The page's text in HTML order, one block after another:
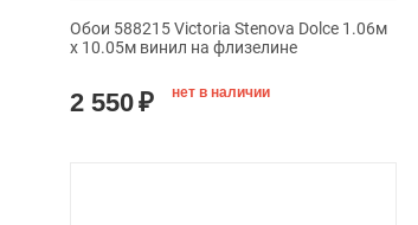
Обои 588215 Victoria Stenova Dolce 1.06м
x 10.05м винил на флизелине
2 550₽ нет в наличии